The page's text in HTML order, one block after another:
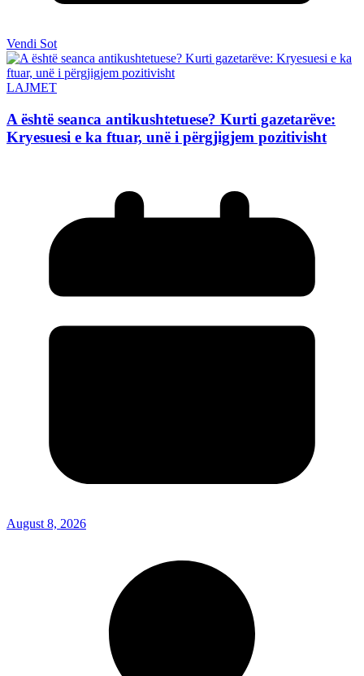
Vendi Sot
LAJMET
A është seanca antikushtetuese? Kurti gazetarëve:
Kryesuesi e ka ftuar, unë i përgjigjem pozitivisht
August 8, 2026